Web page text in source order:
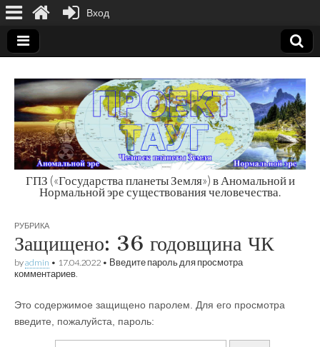
Государства
планеты Земля
ГПЗ («Государства планеты Земля») в Аномальной и
Нормальной эре существования человечества.
РУБРИКА
Защищено: 36 годовщина ЧК
byadmin • 17.04.2022 • Введите пароль для просмотра
комментариев.
Это содержимое защищено паролем. Для его просмотра
введите, пожалуйста, пароль:
Вход